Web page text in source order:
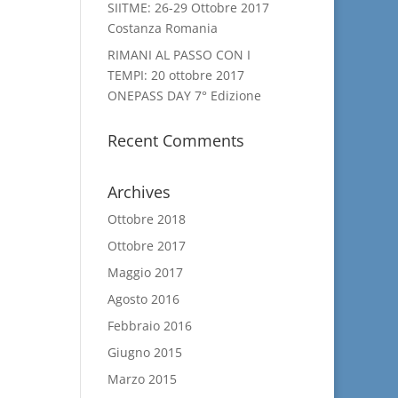
SIITME: 26-29 Ottobre 2017
Costanza Romania
RIMANI AL PASSO CON I
TEMPI: 20 ottobre 2017
ONEPASS DAY 7° Edizione
Recent Comments
Archives
Ottobre 2018
Ottobre 2017
Maggio 2017
Agosto 2016
Febbraio 2016
Giugno 2015
Marzo 2015